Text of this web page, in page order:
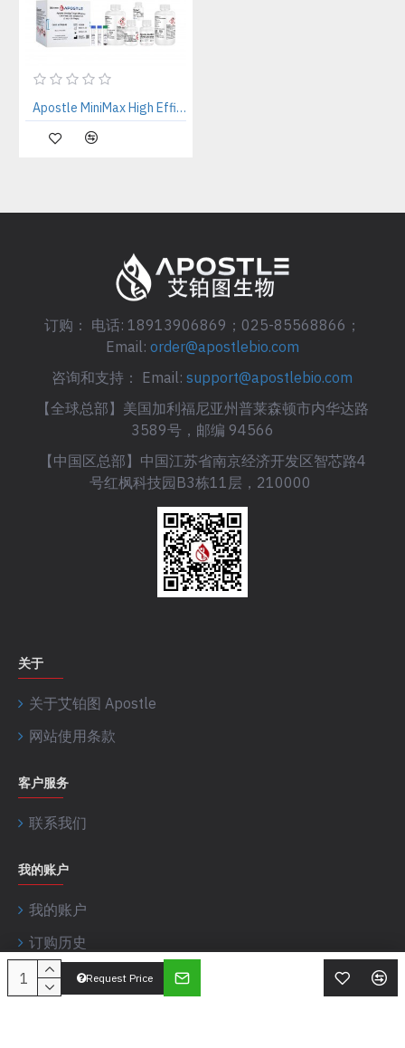
Request Price
Apostle MiniMax High Efficiency Cell-Free DNA Isolation Kit (1mL x 50 preps, Standard Edition)
订购： 电话: 18913906869；025-85568866；
Email: order@apostlebio.com
咨询和支持： Email:support@apostlebio.com
【全球总部】美国加利福尼亚州普莱森顿市内华达路
3589号，邮编 94566
【中国区总部】中国江苏省南京经济开发区智芯路4
号红枫科技园B3栋11层，210000
关于
关于艾铂图 Apostle
网站使用条款
客户服务
联系我们
我的账户
我的账户
订购历史